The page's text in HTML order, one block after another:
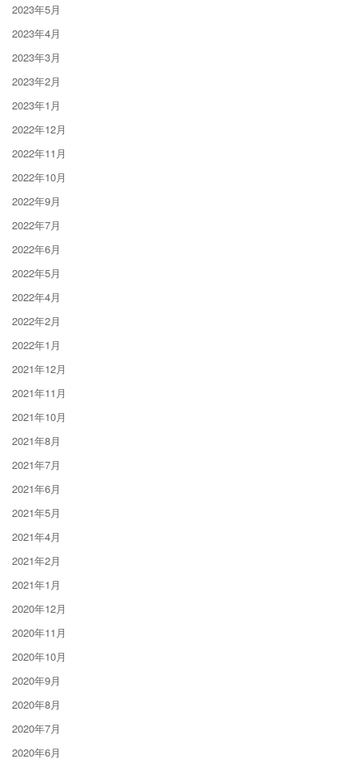
2023年5月
2023年4月
2023年3月
2023年2月
2023年1月
2022年12月
2022年11月
2022年10月
2022年9月
2022年7月
2022年6月
2022年5月
2022年4月
2022年2月
2022年1月
2021年12月
2021年11月
2021年10月
2021年8月
2021年7月
2021年6月
2021年5月
2021年4月
2021年2月
2021年1月
2020年12月
2020年11月
2020年10月
2020年9月
2020年8月
2020年7月
2020年6月